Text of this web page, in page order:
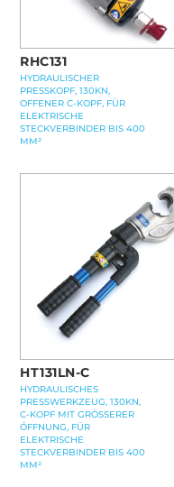
RHC131
HYDRAULISCHER
PRESSKOPF, 130KN,
OFFENER C-KOPF, FÜR
ELEKTRISCHE
STECKVERBINDER BIS 400
MM²
HT131LN-C
HYDRAULISCHES
PRESSWERKZEUG, 130KN,
C-KOPF MIT GRÖSSERER
ÖFFNUNG, FÜR
ELEKTRISCHE
STECKVERBINDER BIS 400
MM²